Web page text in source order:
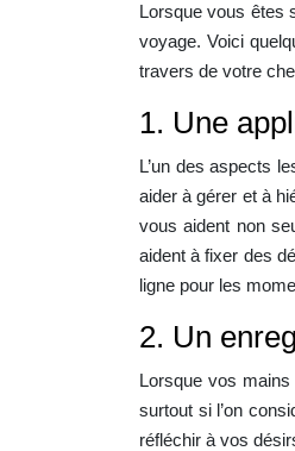
Lorsque vous êtes
voyage. Voici
travers de votre
1. Une
L’un des aspects
aider à gérer et à
vous aident non
aident à fixer des
ligne pour les
2. Un
Lorsque vos
surtout si l’on
réfléchir à vos